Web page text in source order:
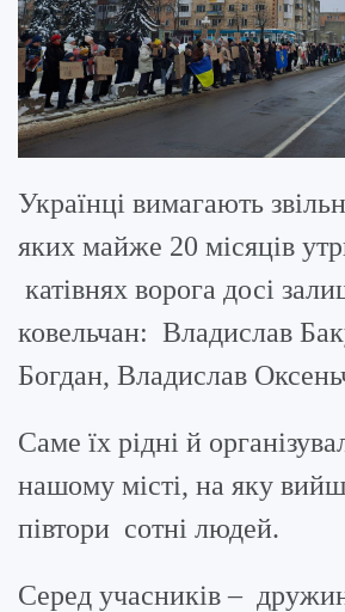
Українці вимагають
яких майже 20 місяців
катівнях ворога досі
ковельчан: Владислав
Богдан, Владислав
Саме їх рідні й
нашому місті, на яку
півтори сотні людей.
Серед учасників –